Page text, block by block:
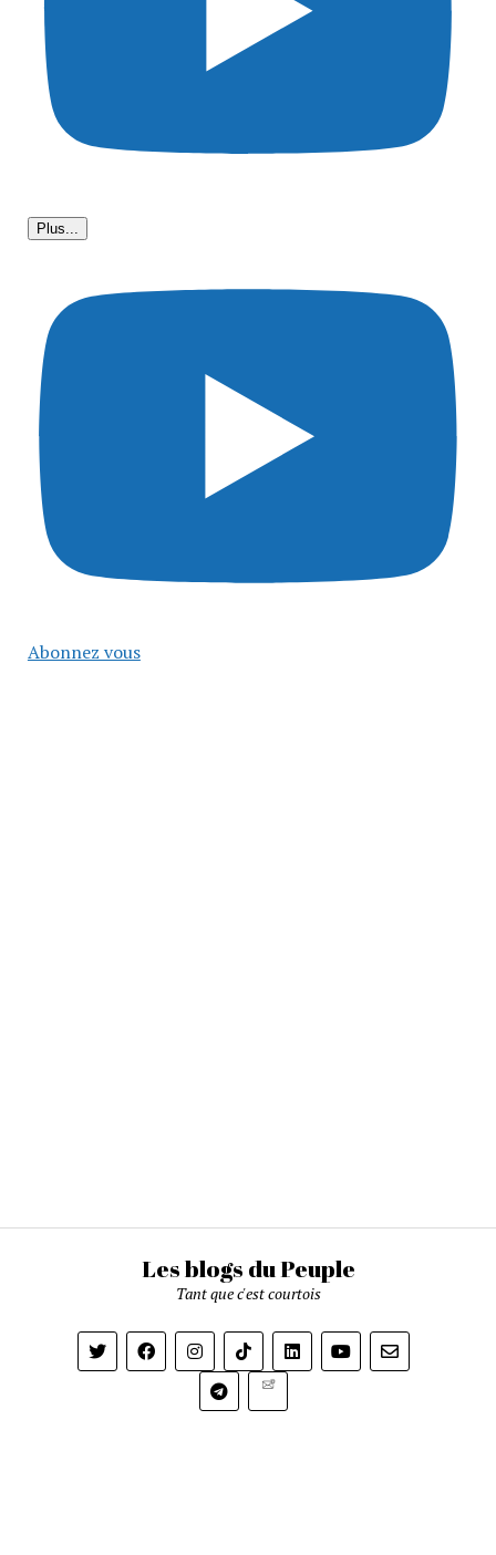
Plus...
Abonnez vous
Les blogs du Peuple
Tant que c'est courtois